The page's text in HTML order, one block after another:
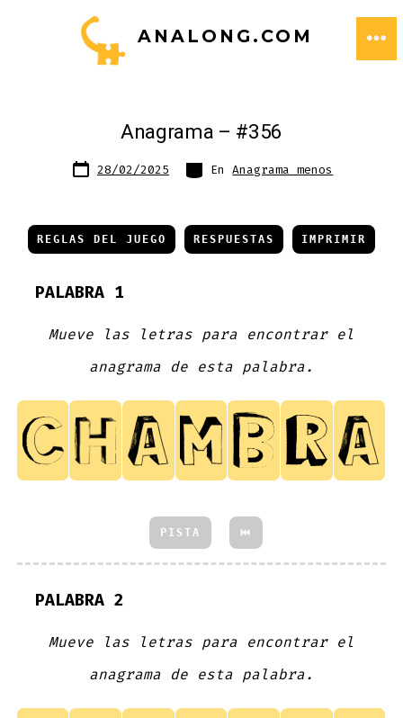
ANALONG.COM
Anagrama – #356
Fecha
de 28/02/2025 Categorías
EnAnagrama menos
REGLAS DEL JUEGO RESPUESTAS IMPRIMIR
PALABRA 1
Mueve las letras para encontrar el
anagrama de esta palabra.
PISTA ⏮
PALABRA 2
Mueve las letras para encontrar el
anagrama de esta palabra.